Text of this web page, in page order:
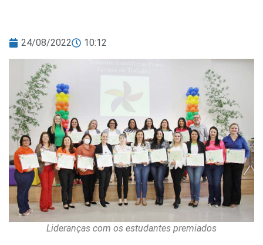
24/08/2022 10:12
Lideranças com os estudantes premiados